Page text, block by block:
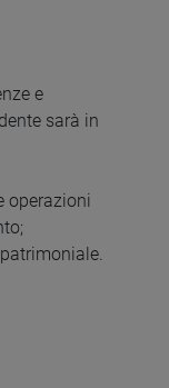
e
sarà in
operazioni